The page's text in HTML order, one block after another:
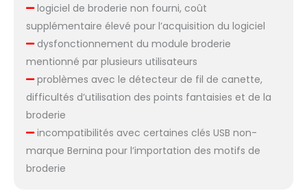
logiciel de broderie non fourni, coût
supplémentaire élevé pour l’acquisition du logiciel
dysfonctionnement du module broderie
mentionné par plusieurs utilisateurs
problèmes avec le détecteur de fil de canette,
difficultés d’utilisation des points fantaisies et de la
broderie
incompatibilités avec certaines clés USB non-
marque Bernina pour l’importation des motifs de
broderie